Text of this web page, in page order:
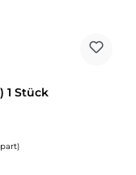
1 Stück